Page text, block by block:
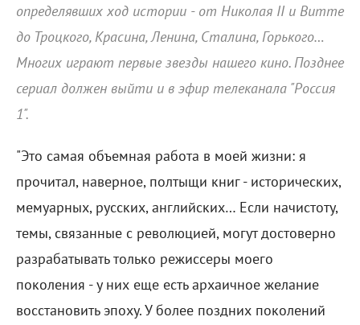
определявших ход истории - от Николая II и Витте
до Троцкого, Красина, Ленина, Сталина, Горького…
Многих играют первые звезды нашего кино. Позднее
сериал должен выйти и в эфир телеканала "Россия
1".
"Это самая объемная работа в моей жизни: я
прочитал, наверное, полтыщи книг - исторических,
мемуарных, русских, английских… Если начистоту,
темы, связанные с революцией, могут достоверно
разрабатывать только режиссеры моего
поколения - у них еще есть архаичное желание
восстановить эпоху. У более поздних поколений